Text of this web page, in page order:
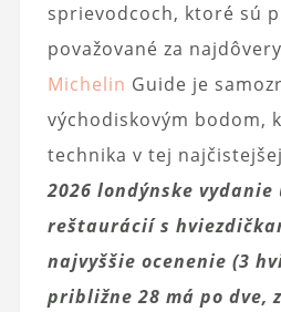
sprievodcoch, ktoré sú
považované za
Michelin Guide je
východiskovým bodom,
technika v tej
2026 londýnske vydanie
reštaurácií s
najvyššie ocenenie (3
približne 28 má po dve,